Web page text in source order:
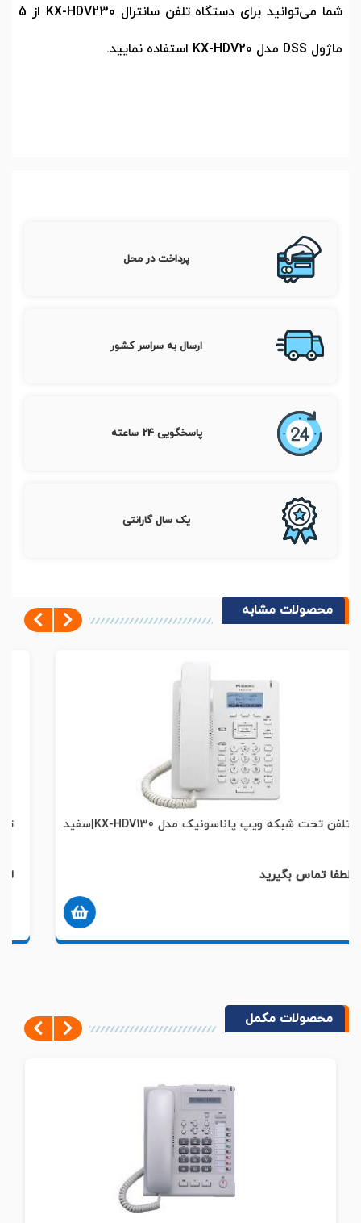
شما می‌توانید برای دستگاه تلفن سانترال KX-HDV230 از 5
ماژول DSS مدل KX-HDV20 استفاده نمایید.
پرداخت در محل
ارسال به سراسر کشور
پاسخگویی 24 ساعته
یک سال گارانتی
محصولات مشابه Previous
تلفن تحت شبکه ویپ پاناسونیک مدل KX-HDV130|مشکی
لطفا تماس بگیرید
Next
محصولات مکمل Previous
Next